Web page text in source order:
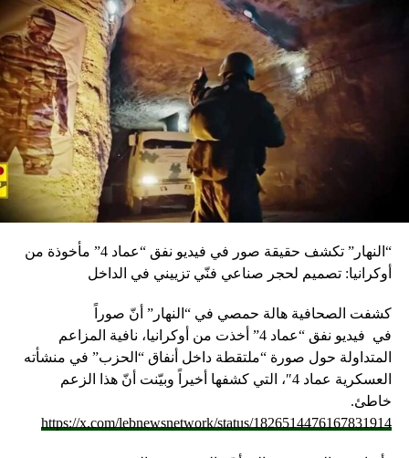
“النهار” تكشف حقيقة صور في فيديو نفق “عماد 4” مأخوذة من
أوكرانيا: تصميم لحجر صناعي فنّي تزييني في الداخل
كشفت الصحافية هالة حمصي في “النهار” أنّ صوراً
في فيديو
نفق “عماد 4” أخذت من أوكرانيا، نافية المزاعم
المتداولة حول صورة “ملتقطة داخل أنفاق “الحزب” في منشأته
العسكرية عماد 4″، التي كشفها أخيراً وبيّنت أنّ هذا الزعم
خاطئ.
https://x.com/lebnewsnetwork/status/1826514476167831914